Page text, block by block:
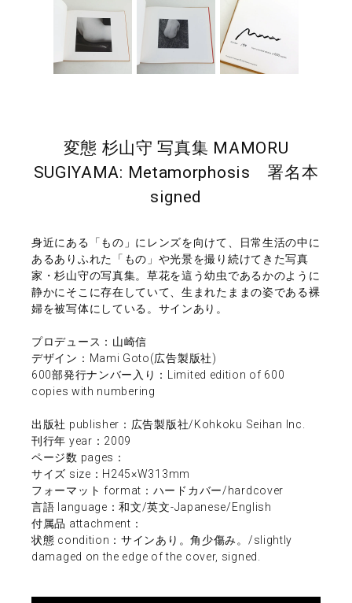
変態 杉山守 写真集 MAMORU
SUGIYAMA: Metamorphosis 署名本
signed
身近にある「もの」にレンズを向けて、日常生活の中に
あるありふれた「もの」や光景を撮り続けてきた写真
家・杉山守の写真集。草花を這う幼虫であるかのように
静かにそこに存在していて、生まれたままの姿である裸
婦を被写体にしている。サインあり。
プロデュース：山崎信
デザイン：Mami Goto(広告製版社)
600部発行ナンバー入り：Limited edition of 600
copies with numbering
出版社 publisher：広告製版社/Kohkoku Seihan Inc.
刊行年 year：2009
ページ数 pages：
サイズ size：H245×W313mm
フォーマット format：ハードカバー/hardcover
言語 language：和文/英文-Japanese/English
付属品 attachment：
状態 condition：サインあり。角少傷み。/slightly
damaged on the edge of the cover, signed.